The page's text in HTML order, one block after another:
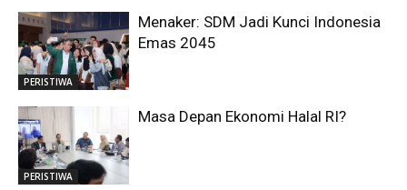
PERISTIWA
Menaker: SDM Jadi Kunci Indonesia
Emas 2045
PERISTIWA
Masa Depan Ekonomi Halal RI?